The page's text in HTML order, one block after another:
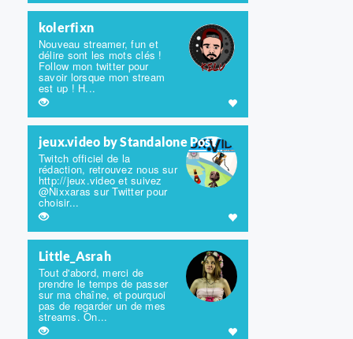
kolerfixn
Nouveau streamer, fun et
délire sont les mots clés !
Follow mon twitter pour
savoir lorsque mon stream
est up ! H...
jeux.video by Standalone Post
Twitch officiel de la
rédaction, retrouvez nous sur
http://jeux.video et suivez
@Nixxaras sur Twitter pour
choisir...
Little_Asrah
Tout d'abord, merci de
prendre le temps de passer
sur ma chaîne, et pourquoi
pas de regarder un de mes
streams. On...